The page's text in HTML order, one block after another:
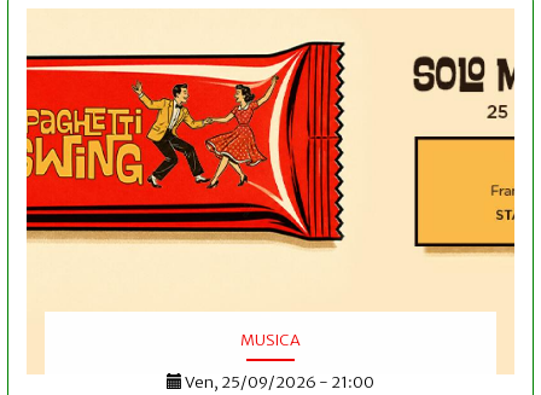
MUSICA
Ven, 25/09/2026 - 21:00